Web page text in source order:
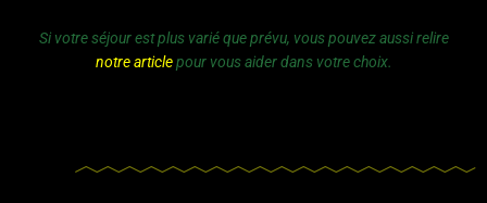
Si votre séjour est plus varié que prévu, vous pouvez aussi relire
notre articlepour vous aider dans votre choix.